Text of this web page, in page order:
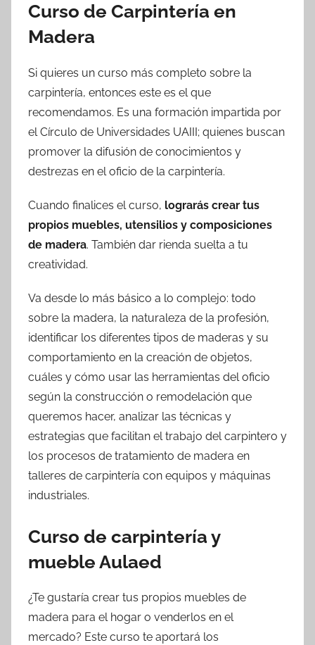
Curso de Carpintería en
Madera
Si quieres un curso más completo sobre la
carpintería, entonces este es el que
recomendamos. Es una formación impartida por
el Círculo de Universidades UAIII; quienes buscan
promover la difusión de conocimientos y
destrezas en el oficio de la carpintería.
Cuando finalices el curso, lograrás crear tus
propios muebles, utensilios y composiciones
de madera. También dar rienda suelta a tu
creatividad.
Va desde lo más básico a lo complejo: todo
sobre la madera, la naturaleza de la profesión,
identificar los diferentes tipos de maderas y su
comportamiento en la creación de objetos,
cuáles y cómo usar las herramientas del oficio
según la construcción o remodelación que
queremos hacer, analizar las técnicas y
estrategias que facilitan el trabajo del carpintero y
los procesos de tratamiento de madera en
talleres de carpintería con equipos y máquinas
industriales.
Curso de carpintería y
mueble Aulaed
¿Te gustaría crear tus propios muebles de
madera para el hogar o venderlos en el
mercado? Este curso te aportará los